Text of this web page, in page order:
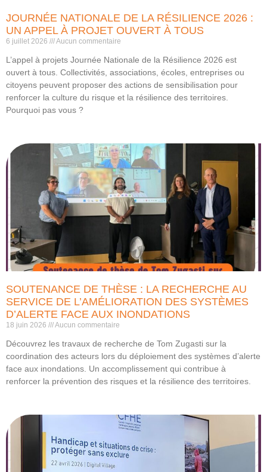
JOURNÉE NATIONALE DE LA RÉSILIENCE 2026 :
UN APPEL À PROJET OUVERT À TOUS
6 juillet 2026 Aucun commentaire
L’appel à projets Journée Nationale de la Résilience 2026 est
ouvert à tous. Collectivités, associations, écoles, entreprises ou
citoyens peuvent proposer des actions de sensibilisation pour
renforcer la culture du risque et la résilience des territoires.
Pourquoi pas vous ?
SOUTENANCE DE THÈSE : LA RECHERCHE AU
SERVICE DE L’AMÉLIORATION DES SYSTÈMES
D’ALERTE FACE AUX INONDATIONS
18 juin 2026 Aucun commentaire
Découvrez les travaux de recherche de Tom Zugasti sur la
coordination des acteurs lors du déploiement des systèmes d’alerte
face aux inondations. Un accomplissement qui contribue à
renforcer la prévention des risques et la résilience des territoires.